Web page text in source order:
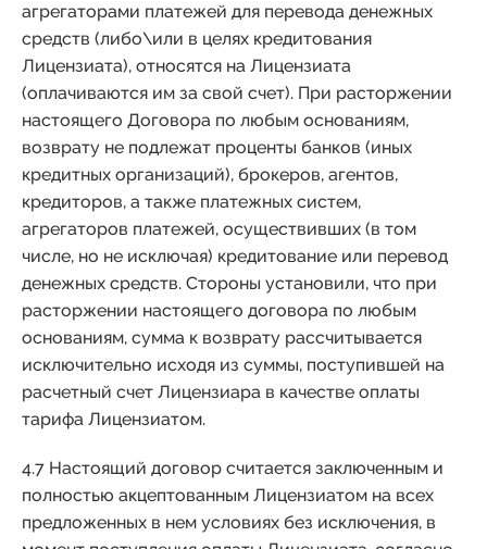
агрегаторами платежей для перевода денежных
средств (либо\или в целях кредитования
Лицензиата), относятся на Лицензиата
(оплачиваются им за свой счет). При расторжении
настоящего Договора по любым основаниям,
возврату не подлежат проценты банков (иных
кредитных организаций), брокеров, агентов,
кредиторов, а также платежных систем,
агрегаторов платежей, осуществивших (в том
числе, но не исключая) кредитование или перевод
денежных средств. Стороны установили, что при
расторжении настоящего договора по любым
основаниям, сумма к возврату рассчитывается
исключительно исходя из суммы, поступившей на
расчетный счет Лицензиара в качестве оплаты
тарифа Лицензиатом.
4.7 Настоящий договор считается заключенным и
полностью акцептованным Лицензиатом на всех
предложенных в нем условиях без исключения, в